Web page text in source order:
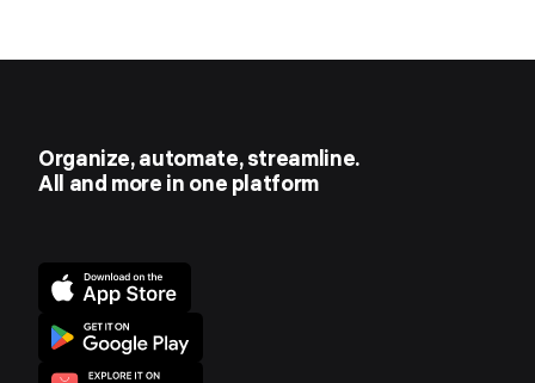
Organize, automate, streamline.
All and more in one platform